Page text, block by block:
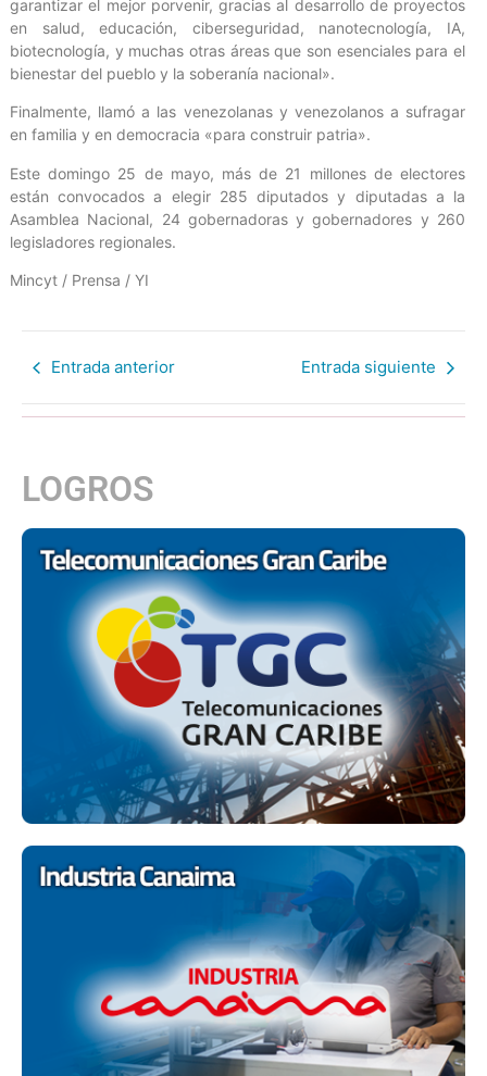
garantizar el mejor porvenir, gracias al desarrollo de proyectos
en salud, educación, ciberseguridad, nanotecnología, IA,
biotecnología, y muchas otras áreas que son esenciales para el
bienestar del pueblo y la soberanía nacional».
Finalmente, llamó a las venezolanas y venezolanos a sufragar
en familia y en democracia «para construir patria».
Este domingo 25 de mayo, más de 21 millones de electores
están convocados a elegir 285 diputados y diputadas a la
Asamblea Nacional, 24 gobernadoras y gobernadores y 260
legisladores regionales.
Mincyt / Prensa / YI
Entrada anterior Entrada siguiente
LOGROS